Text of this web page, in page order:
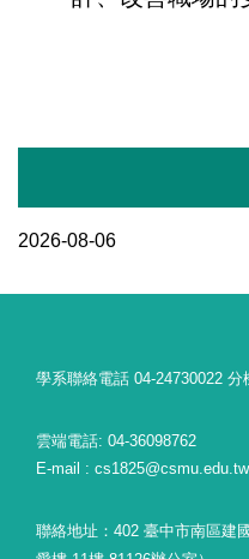
2026-08-06
學系聯絡電話 04-24730022 分
雲端電話: 04-36098762
E-mail : cs1825@csmu.edu.tw
聯絡地址：402 臺中市南區建